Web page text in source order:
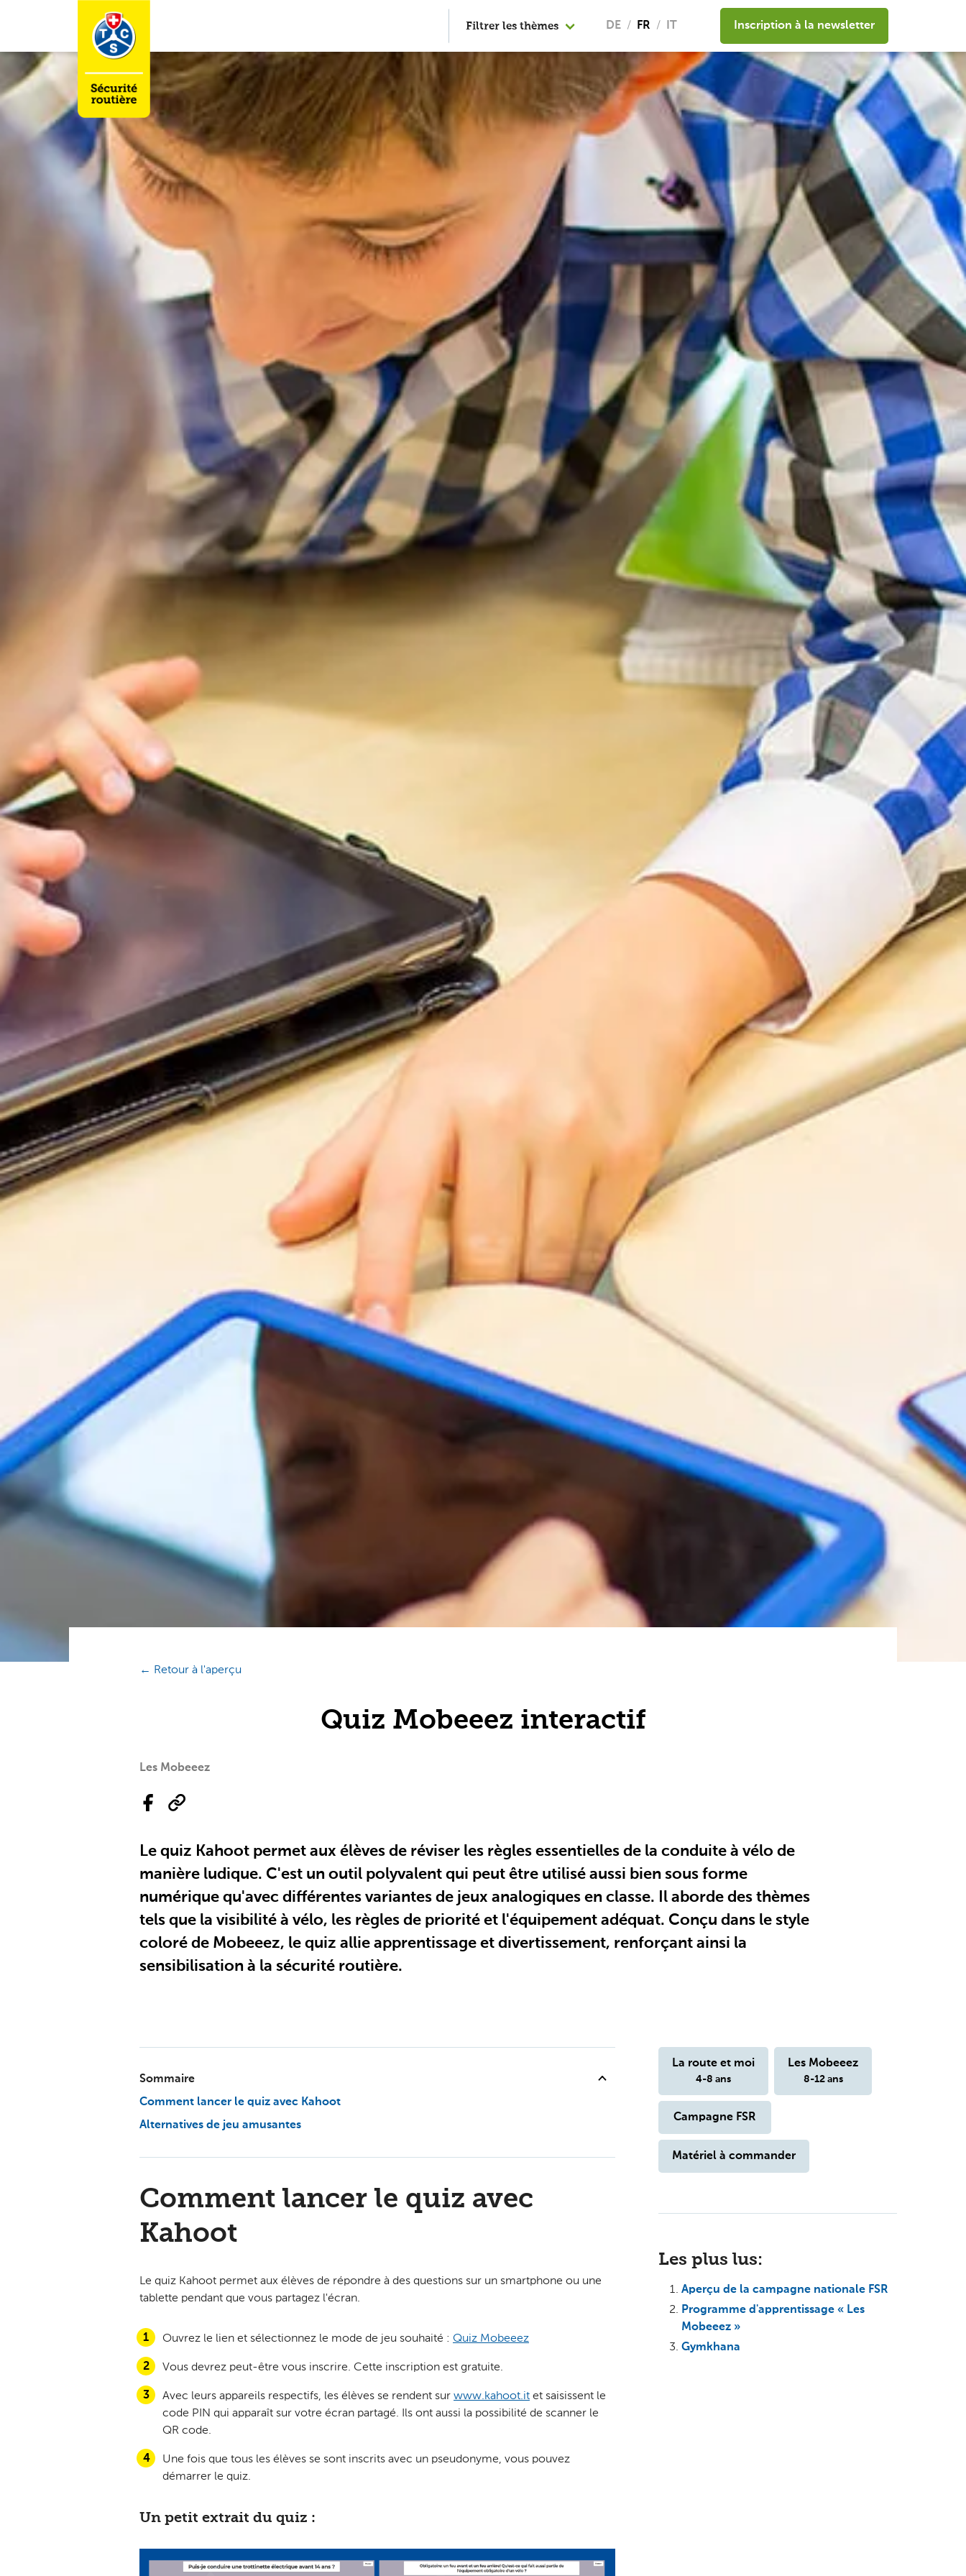
Filtrer les thèmes DE FR Inscription à la newsletter
← Retour à l'aperçu
Quiz Mobeeez interactif
Les Mobeeez
Le quiz Kahoot permet aux élèves de réviser les règles essentielles de la conduite à vélo de
manière ludique. C'est un outil polyvalent qui peut être utilisé aussi bien sous forme
numérique qu'avec différentes variantes de jeux analogiques en classe. Il aborde des thèmes
tels que la visibilité à vélo, les règles de priorité et l'équipement adéquat. Conçu dans le style
coloré de Mobeeez, le quiz allie apprentissage et divertissement, renforçant ainsi la
sensibilisation à la sécurité routière.
Sommaire
Comment lancer le quiz avec Kahoot
Alternatives de jeu amusantes
Comment lancer le quiz avec
Kahoot
Le quiz Kahoot permet aux élèves de répondre à des questions sur un smartphone ou une
tablette pendant que vous partagez l'écran.
Ouvrez le lien et sélectionnez le mode de jeu souhaité : Quiz Mobeeez
Vous devrez peut-être vous inscrire. Cette inscription est gratuite.
Avec leurs appareils respectifs, les élèves se rendent sur www.kahoot.it et saisissent le
code PIN qui apparaît sur votre écran partagé. Ils ont aussi la possibilité de scanner le
QR code.
Une fois que tous les élèves se sont inscrits avec un pseudonyme, vous pouvez
démarrer le quiz.
Un petit extrait du quiz :
La route et moi
4-8 ans
Les Mobeeez
8-12 ans
Campagne FSR
Matériel à commander
Les plus lus:
Aperçu de la campagne nationale FSR
Programme d'apprentissage « Les
Mobeeez »
Gymkhana